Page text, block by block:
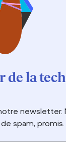
de la
newsletter.
spam, promis.